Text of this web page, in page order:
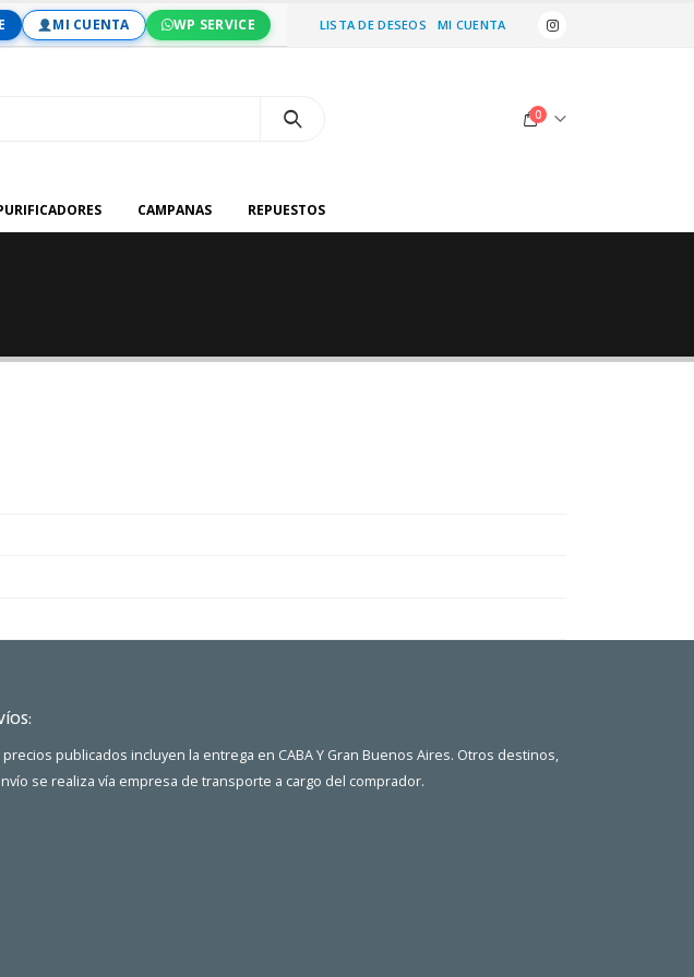
MI CUENTA WP SERVICE LISTA DE DESEOS MI CUENTA
0
CAMPANAS REPUESTOS
precios publicados incluyen la entrega en CABA Y Gran Buenos Aires. Otros destinos,
se realiza vía empresa de transporte a cargo del comprador.